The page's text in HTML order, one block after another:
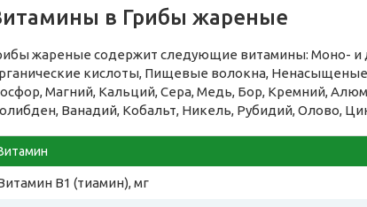
в Грибы жареные
жареные содержит следующие витамины: Моно- и
кислоты, Пищевые волокна,
Магний, Кальций, Сера, Медь, Бор, Кремний,
Ванадий, Кобальт, Никель, Рубидий, Олово,
B1 (тиамин), мг